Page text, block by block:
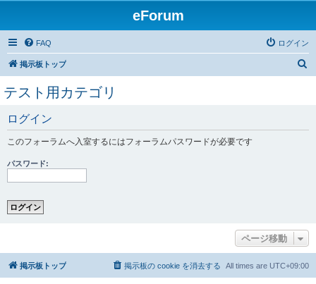
eForum
FAQ ログイン
掲示板トップ
テスト用カテゴリ
ログイン
このフォーラムへ入室するにはフォーラムパスワードが必要です
パスワード:
ページ移動
掲示板トップ All times are UTC+09:00
掲示板の cookie を消去する